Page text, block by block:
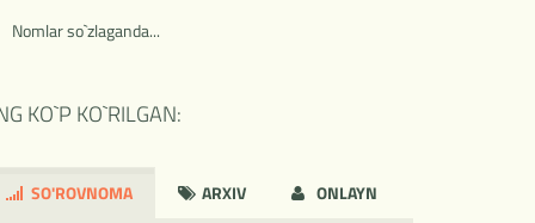
Nomlar so`zlaganda...
KO`P KO`RILGAN:
SO'ROVNOMA ARXIV ONLAYN